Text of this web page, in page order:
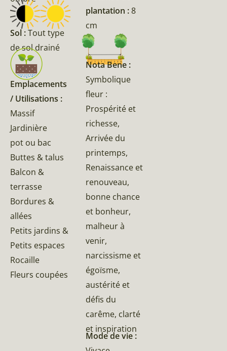
Sol :Tout type
de sol drainé
Emplacements
/ Utilisations :
Massif
Jardinière
pot ou bac
Buttes & talus
Balcon &
terrasse
Bordures &
allées
Petits jardins &
Petits espaces
Rocaille
Fleurs coupées
plantation :8
cm
Nota Bene :
Symbolique
fleur :
Prospérité et
richesse,
Arrivée du
printemps,
Renaissance et
renouveau,
bonne chance
et bonheur,
malheur à
venir,
narcissisme et
égoïsme,
austérité et
défis du
carême, clarté
et inspiration
Mode de vie :